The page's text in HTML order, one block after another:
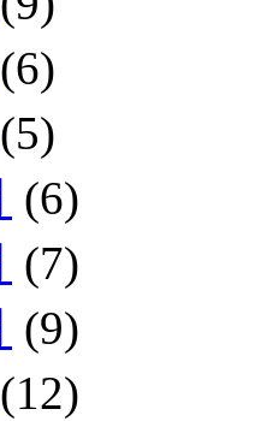
(6)
(5)
(6)
(7)
(9)
(12)